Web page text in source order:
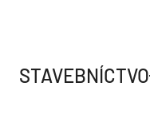
STAVEBNÍCTVO